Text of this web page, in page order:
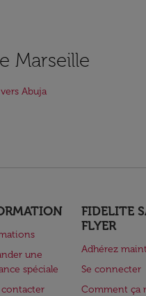
Marseille
Abuja
une
spéciale
FIDELITE
FLYER
Adhérez
Se connecter
Comment ça